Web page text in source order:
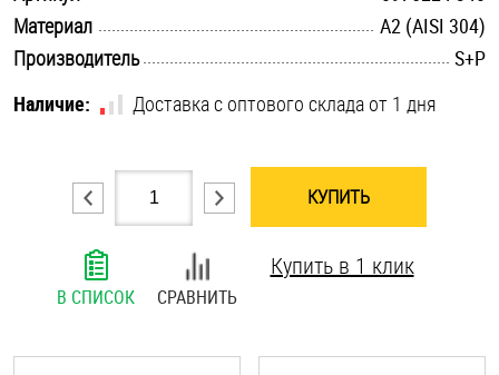
Такелаж
Хомуты
Шайбы
Шпильки
Шплинты
Штифты и пальцы
Материал
А2 (AISI 304)
Производитель
S+P
Наличие:
Доставка с оптового склада от 1 дня
КУПИТЬ
В СПИСОК СРАВНИТЬ
Купить в 1 клик